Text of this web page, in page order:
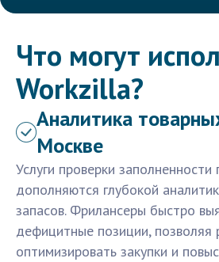
Что могут
Workzilla?
Аналитика
Москве
Услуги проверки
дополняются глубокой
запасов. Фрилансеры быстро
дефицитные позиции, позволяя
оптимизировать закупки и